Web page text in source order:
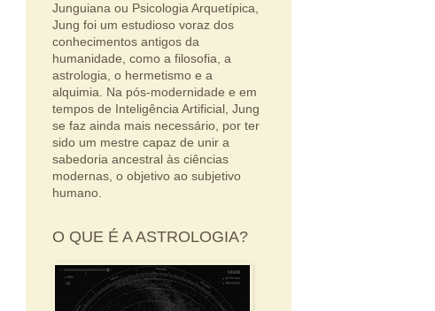
Junguiana ou Psicologia Arquetípica,
Jung foi um estudioso voraz dos
conhecimentos antigos da
humanidade, como a filosofia, a
astrologia, o hermetismo e a
alquimia. Na pós-modernidade e em
tempos de Inteligência Artificial, Jung
se faz ainda mais necessário, por ter
sido um mestre capaz de unir a
sabedoria ancestral às ciências
modernas, o objetivo ao subjetivo
humano.
O QUE É A ASTROLOGIA?